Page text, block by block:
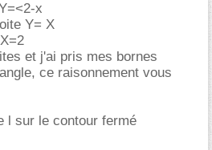
x
Y= X
et j'ai pris mes bornes
ce raisonnement vous
l sur le contour fermé